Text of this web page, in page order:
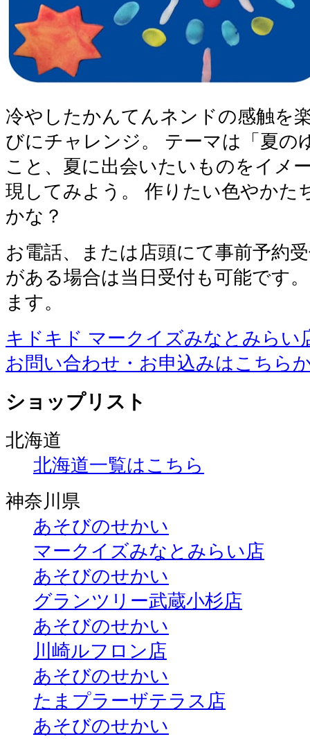
冷やしたかんてんネンドの感触を
びにチャレンジ。 テーマは「夏の
こと、夏に出会いたいものをイメ
現してみよう。 作りたい色やかた
かな？
お電話、または店頭にて事前予約
がある場合は当日受付も可能です
ます。
キドキド マークイズみなとみらい
お問い合わせ・お申込みはこちら
ショップリスト
北海道
北海道一覧はこちら
神奈川県
あそびのせかい
マークイズみなとみらい店
あそびのせかい
グランツリー武蔵小杉店
あそびのせかい
川崎ルフロン店
あそびのせかい
たまプラーザテラス店
あそびのせかい